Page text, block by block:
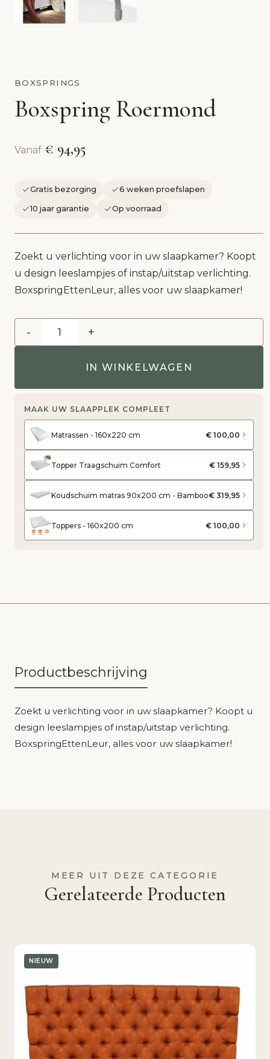
BOXSPRINGS
Boxspring Roermond
Vanaf € 94,95
Gratis bezorging 6 weken proefslapen
10 jaar garantie Op voorraad
Zoekt u verlichting voor in uw slaapkamer? Koopt
u design leeslampjes of instap/uitstap verlichting.
BoxspringEttenLeur, alles voor uw slaapkamer!
- +
IN WINKELWAGEN
MAAK UW SLAAPPLEK COMPLEET
Matrassen - 160x220 cm € 100,00
Topper Traagschuim Comfort € 159,95
Koudschuim matras 90x200 cm - Bamboo€ 319,95
Toppers - 160x200 cm € 100,00
Productbeschrijving
Zoekt u verlichting voor in uw slaapkamer? Koopt u
design leeslampjes of instap/uitstap verlichting.
BoxspringEttenLeur, alles voor uw slaapkamer!
MEER UIT DEZE CATEGORIE
Gerelateerde Producten
NIEUW